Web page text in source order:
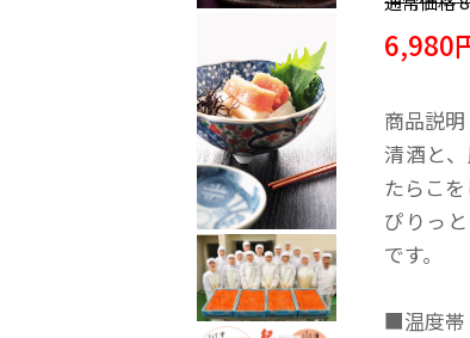
6,980
商品説明
清酒と
たらこを
ぴりっ
です。
■温度帯